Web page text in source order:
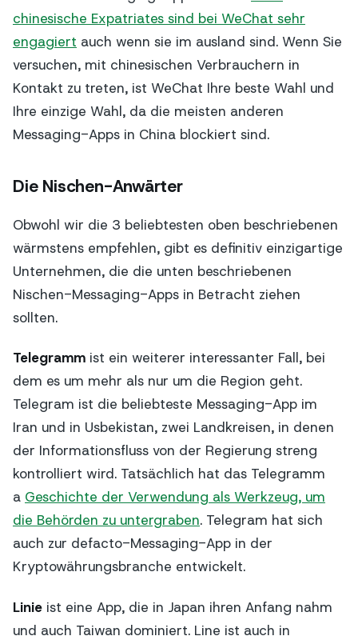
chinesische Expatriates sind bei WeChat sehr
engagiert auch wenn sie im ausland sind. Wenn Sie
versuchen, mit chinesischen Verbrauchern in
Kontakt zu treten, ist WeChat Ihre beste Wahl und
Ihre einzige Wahl, da die meisten anderen
Messaging-Apps in China blockiert sind.
Die Nischen-Anwärter
Obwohl wir die 3 beliebtesten oben beschriebenen
wärmstens empfehlen, gibt es definitiv einzigartige
Unternehmen, die die unten beschriebenen
Nischen-Messaging-Apps in Betracht ziehen
sollten.
Telegramm ist ein weiterer interessanter Fall, bei
dem es um mehr als nur um die Region geht.
Telegram ist die beliebteste Messaging-App im
Iran und in Usbekistan, zwei Landkreisen, in denen
der Informationsfluss von der Regierung streng
kontrolliert wird. Tatsächlich hat das Telegramm
a Geschichte der Verwendung als Werkzeug, um
die Behörden zu untergraben. Telegram hat sich
auch zur defacto-Messaging-App in der
Kryptowährungsbranche entwickelt.
Linie ist eine App, die in Japan ihren Anfang nahm
und auch Taiwan dominiert. Line ist auch in